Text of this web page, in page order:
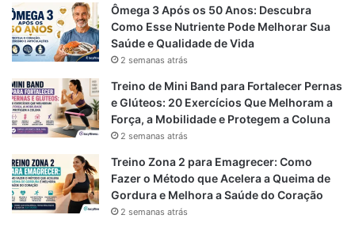
Ômega 3 Após os 50 Anos: Descubra
Como Esse Nutriente Pode Melhorar Sua
Saúde e Qualidade de Vida
2 semanas atrás
Treino de Mini Band para Fortalecer Pernas
e Glúteos: 20 Exercícios Que Melhoram a
Força, a Mobilidade e Protegem a Coluna
2 semanas atrás
Treino Zona 2 para Emagrecer: Como
Fazer o Método que Acelera a Queima de
Gordura e Melhora a Saúde do Coração
2 semanas atrás